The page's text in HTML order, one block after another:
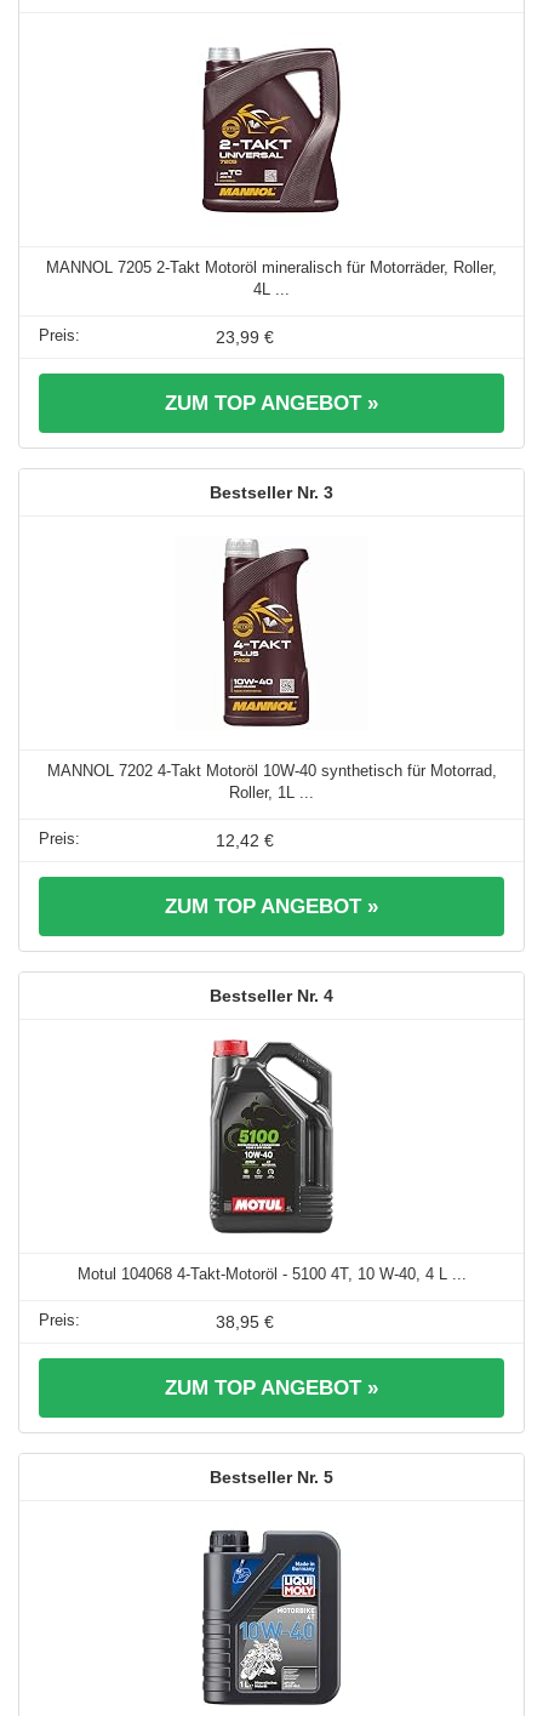
MANNOL 7205 2-Takt Motoröl mineralisch für Motorräder, Roller,
4L ...
23,99 €
ZUM TOP ANGEBOT »
3
MANNOL 7202 4-Takt Motoröl 10W-40 synthetisch für Motorrad,
Roller, 1L ...
12,42 €
ZUM TOP ANGEBOT »
4
Motul 104068 4-Takt-Motoröl - 5100 4T, 10 W-40, 4 L ...
38,95 €
ZUM TOP ANGEBOT »
5